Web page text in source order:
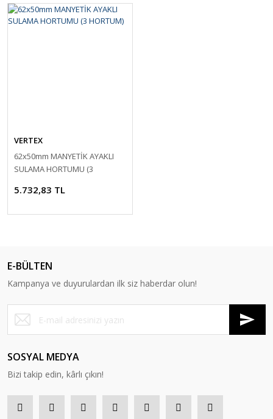
VERTEX
62x50mm MANYETİK AYAKLI
SULAMA HORTUMU (3
5.732,83 TL
E-BÜLTEN
Kampanya ve duyurulardan ilk siz haberdar olun!
SOSYAL MEDYA
Bizi takip edin, kârlı çıkın!